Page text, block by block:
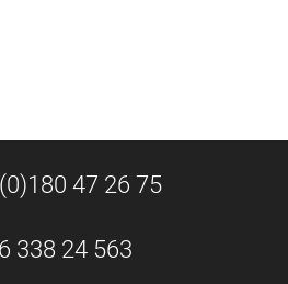
47 26 75
338 24 563